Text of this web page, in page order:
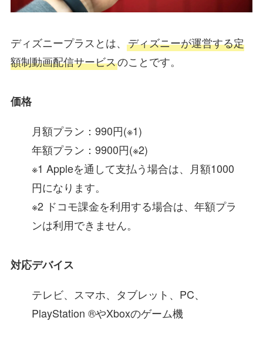
ディズニープラスとは、 ディズニーが運営する定
額制動画配信サービスのことです。
価格
月額プラン：990円(※1)
年額プラン：9900円(※2)
※1 Appleを通して支払う場合は、月額1000
円になります。
※2 ドコモ課金を利用する場合は、年額プラ
ンは利用できません。
対応デバイス
テレビ、スマホ、タブレット、PC、
PlayStation ®やXboxのゲーム機